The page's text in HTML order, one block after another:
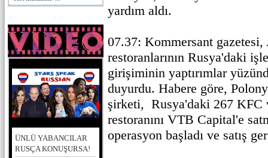
ÜNLÜ YABANCILAR
RUSÇA KONUŞURSA!
yardım aldı.
07.37: Kommersant
restoranlarının Rusya'daki
girişiminin yaptırımlar
duyurdu. Habere göre,
şirketi, Rusya'daki 267 KFC
restoranını VTB Capital'e
operasyon başladı ve satış